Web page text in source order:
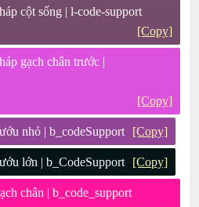
cột sống | l-code-support
[Copy]
gạch chân trước |
[Copy]
nhỏ | b_codeSupport [Copy]
lớn | b_CodeSupport [Copy]
chân | b_code_support